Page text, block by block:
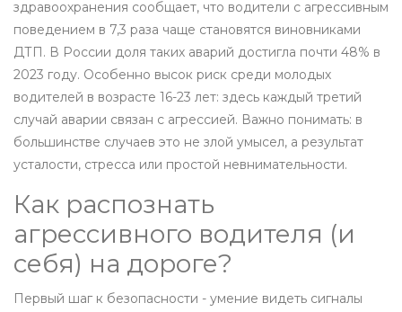
здравоохранения сообщает, что водители с агрессивным
поведением в 7,3 раза чаще становятся виновниками
ДТП. В России доля таких аварий достигла почти 48% в
2023 году. Особенно высок риск среди молодых
водителей в возрасте 16-23 лет: здесь каждый третий
случай аварии связан с агрессией. Важно понимать: в
большинстве случаев это не злой умысел, а результат
усталости, стресса или простой невнимательности.
Как распознать
агрессивного водителя (и
себя) на дороге?
Первый шаг к безопасности - умение видеть сигналы